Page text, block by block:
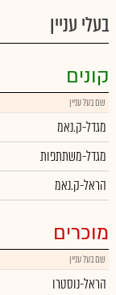
בעלי עניין
קונים
שם בעל עניין
מגדל-ק.נאמ
מגדל-משתתפות
הראל-ק.נאמ
מוכרים
שם בעל עניין
הראל-נוסטרו